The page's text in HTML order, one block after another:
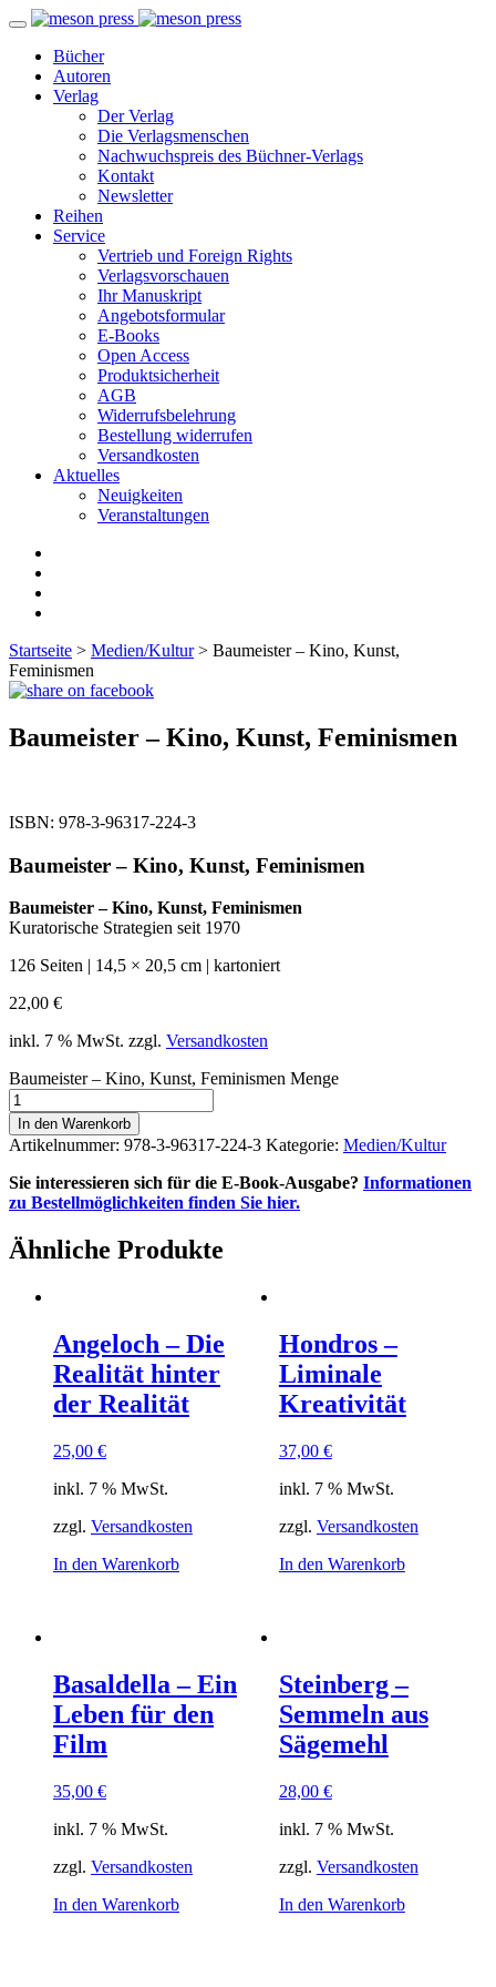
Bücher
Autoren
Verlag
Der Verlag
Die Verlagsmenschen
Nachwuchspreis des Büchner-Verlags
Kontakt
Newsletter
Reihen
Service
Vertrieb und Foreign Rights
Verlagsvorschauen
Ihr Manuskript
Angebotsformular
E-Books
Open Access
Produktsicherheit
AGB
Widerrufsbelehrung
Bestellung widerrufen
Versandkosten
Aktuelles
Neuigkeiten
Veranstaltungen
Startseite > Medien/Kultur> Baumeister – Kino, Kunst,
Feminismen
Baumeister – Kino, Kunst, Feminismen
ISBN: 978-3-96317-224-3
Baumeister – Kino, Kunst, Feminismen
Baumeister – Kino, Kunst, Feminismen
Kuratorische Strategien seit 1970
126 Seiten | 14,5 × 20,5 cm | kartoniert
22,00 €
inkl. 7 % MwSt. zzgl. Versandkosten
Baumeister – Kino, Kunst, Feminismen Menge
In den Warenkorb
Artikelnummer: 978-3-96317-224-3 Kategorie: Medien/Kultur
Sie interessieren sich für die E-Book-Ausgabe? Informationen
zu Bestellmöglichkeiten finden Sie hier.
Ähnliche Produkte
Angeloch – Die
Realität hinter
der Realität
25,00 €
inkl. 7 % MwSt.
zzgl. Versandkosten
In den Warenkorb
Hondros –
Liminale
Kreativität
37,00 €
inkl. 7 % MwSt.
zzgl. Versandkosten
In den Warenkorb
Basaldella – Ein
Leben für den
Film
35,00 €
inkl. 7 % MwSt.
zzgl. Versandkosten
In den Warenkorb
Steinberg –
Semmeln aus
Sägemehl
28,00 €
inkl. 7 % MwSt.
zzgl. Versandkosten
In den Warenkorb